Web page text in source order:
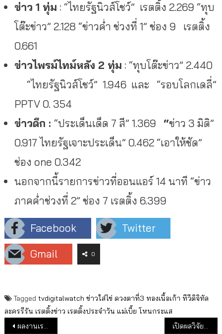
ข่าว 1 ทุ่ม : “ไทยรัฐนิวส์โชว์” เรตติ้ง 2.269 “ทุบ
โต๊ะข่าว” 2.128 “ข่าวค่ำ ช่วงที่ 1” ช่อง 9 เรตติ้ง
0.661
ข่าวไพรม์ไทม์หลัง 2 ทุ่ม : “ทุบโต๊ะข่าว” 2.440
“ไทยรัฐนิวส์โชว์” 1.946 และ “รอบโลกเดลี่”
PPTV 0. 354
ข่าวดึก : “ประเด็นเด็ด 7 สี” 1.369 “ข่าว 3 มิติ”
0.917 ไทยรัฐเจาะประเด็น” 0.462 “เอาให้ชัด”
ช่อง one 0.342
นอกจากนี้รายการข่าวที่ออนแอร์ 14 นาที “ข่าว
ภาคค่ำช่วงที่ 2” ช่อง 7 เรตติ้ง 6.399
Facebook
Twitter
Gmail
0
Tagged tvdigitalwatch ข่าวใส่ไข่ ดวงตาที่3 ทองเนื้อเก้า ทีวีดิจิทัล
ละครรีรัน เรตติ้งข่าว เรตติ้งประจำวัน แม่เบี้ย โหนกระแส
แนะแนวเรื่อง
ผลงานเรตติ้งช่องทีวีดิจิทัลประจำสัปดาห์ 13-19 ก.ย.64 เปิดผลวิจัย “7 ช่องทีวีดิจิทัล” ผ่านจุดคุ้มทุนแล้ว